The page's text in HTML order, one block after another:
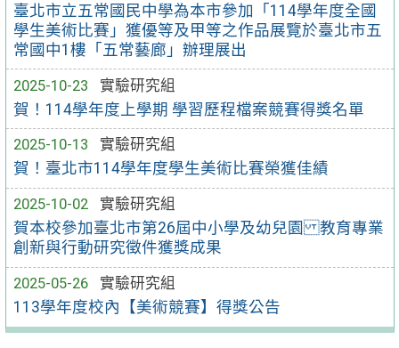
臺北市立五常國民中學為本市參加「114學年度全國
學生美術比賽」獲優等及甲等之作品展覽於臺北市五
常國中1樓「五常藝廊」辦理展出
2025-10-23
實驗研究組
賀！114學年度上學期 學習歷程檔案競賽得獎名單
2025-10-13
實驗研究組
賀！臺北市114學年度學生美術比賽榮獲佳績
2025-10-02
實驗研究組
賀本校參加臺北市第26屆中小學及幼兒園 教育專業
創新與行動研究徵件獲獎成果
2025-05-26
實驗研究組
113學年度校內【美術競賽】得獎公告